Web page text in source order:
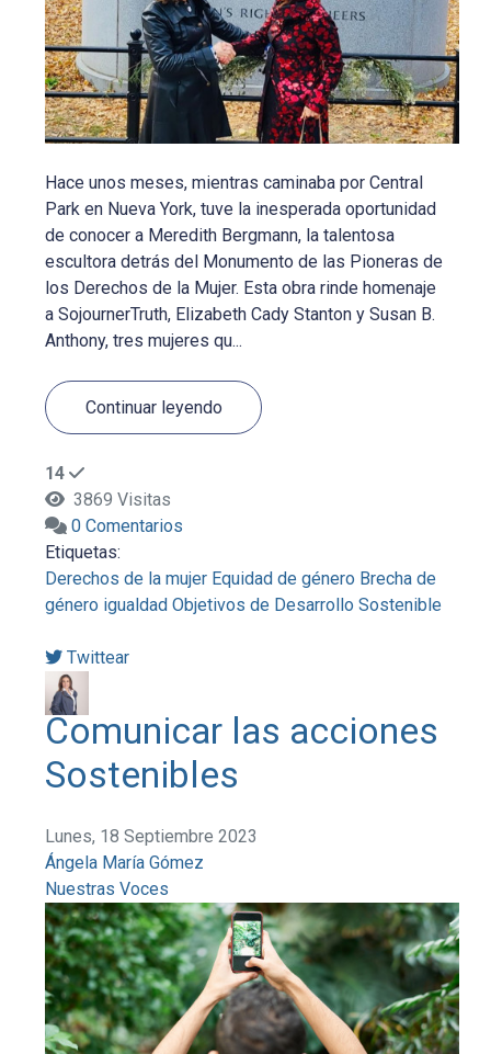
Hace unos meses, mientras caminaba por Central
Park en Nueva York, tuve la inesperada oportunidad
de conocer a Meredith Bergmann, la talentosa
escultora detrás del Monumento de las Pioneras de
los Derechos de la Mujer. Esta obra rinde homenaje
a SojournerTruth, Elizabeth Cady Stanton y Susan B.
Anthony, tres mujeres qu...
Continuar leyendo
14
3869 Visitas
0 Comentarios
Etiquetas:
Derechos de la mujer Equidad de género Brecha de
género igualdad Objetivos de Desarrollo Sostenible
Twittear
Comunicar las acciones
Sostenibles
Lunes, 18 Septiembre 2023
Ángela María Gómez
Nuestras Voces